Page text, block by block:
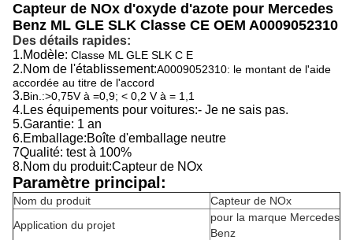
Capteur de NOx d'oxyde d'azote pour Mercedes
Benz ML GLE SLK Classe CE OEM A0009052310
Des détails rapides:
1.Modèle: Classe ML GLE SLK C E
2.Nom de l'établissement:A0009052310: le montant de l'aide
accordée au titre de l'accord
3.Bin.:>0,75V à =0,9; < 0,2 V à = 1,1
4. Les équipements pour voitures:- Je ne sais pas.
5.Garantie: 1 an
6.Emballage:Boîte d'emballage neutre
7Qualité: test à 100%
8.Nom du produit:Capteur de NOx
Paramètre principal:
Nom du produit
Capteur de NOx
Application du projet
pour la marque Mercedes
Benz